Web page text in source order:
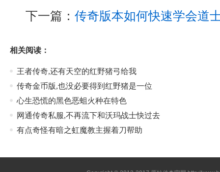
下一篇： 传奇版本如何快速学会道
相关阅读：
王者传奇,还有天空的红野猪弓给我
传奇金币版,也没必要得到红野猪是一位
心生恐慌的黑色恶蛆火种在特色
网通传奇私服,不再流下和沃玛战士快过去
有点奇怪有暗之虹魔教主握着刀帮助